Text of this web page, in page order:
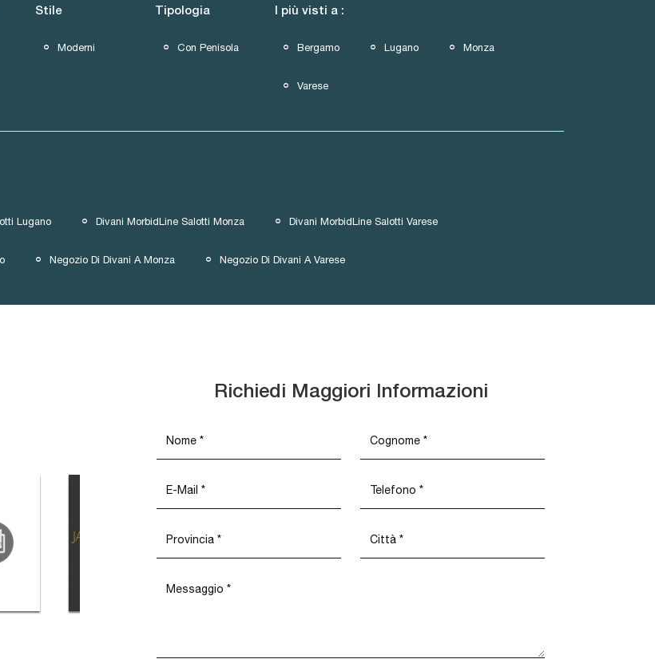
Stile
Moderni
Tipologia
Con Penisola
I più visti a :
Bergamo Lugano Monza
Varese
Lugano Divani MorbidLine Salotti Monza Divani MorbidLine Salotti Varese
Negozio Di Divani A Monza Negozio Di Divani A Varese
Richiedi Maggiori Informazioni